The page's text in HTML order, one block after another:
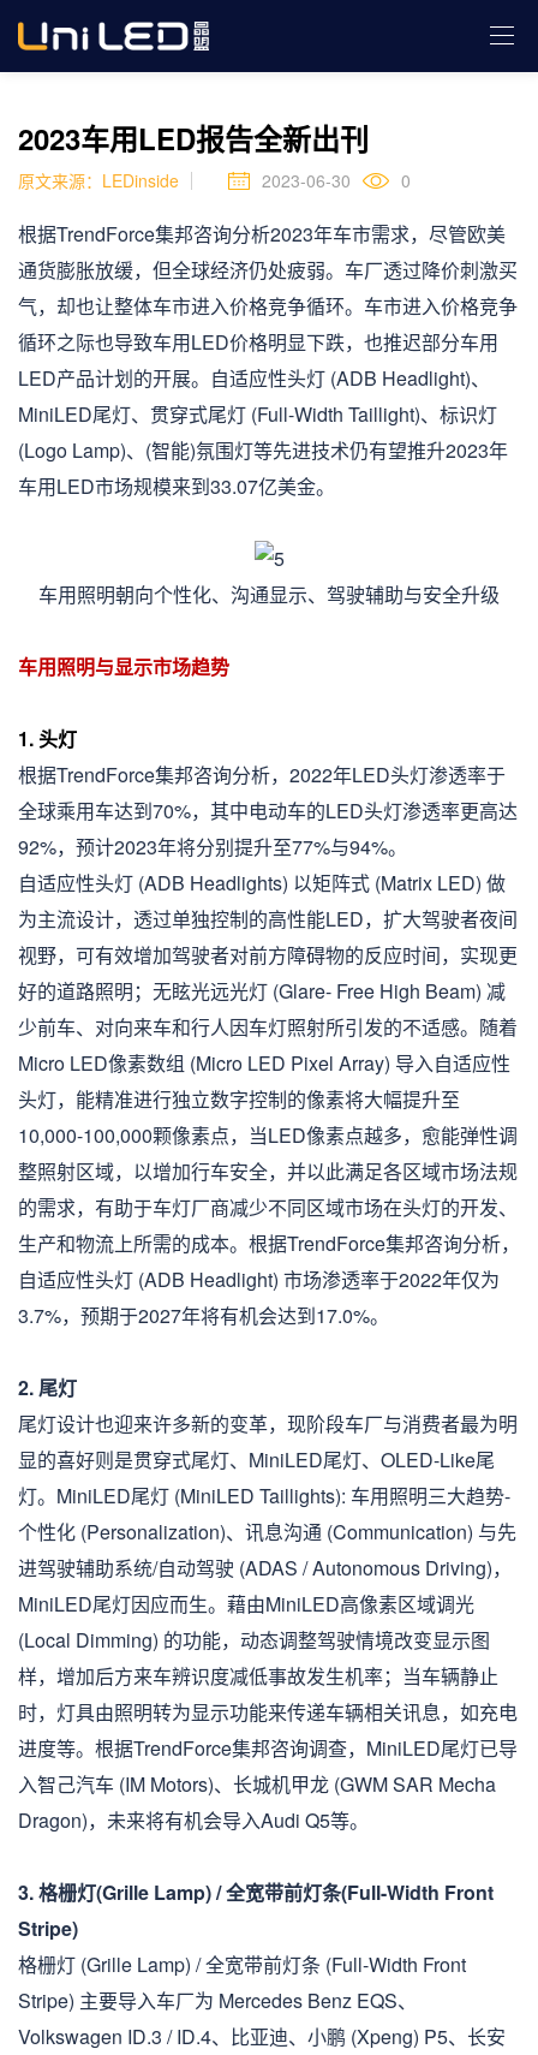
Industry News
2023车用LED报告全新出刊
原文来源：LEDinside 2023-06-30 0
根据TrendForce集邦咨询分析2023年车市需求，尽管欧美
通货膨胀放缓，但全球经济仍处疲弱。车厂透过降价刺激买
气，却也让整体车市进入价格竞争循环。车市进入价格竞争
循环之际也导致车用LED价格明显下跌，也推迟部分车用
LED产品计划的开展。自适应性头灯 (ADB Headlight)、
MiniLED尾灯、贯穿式尾灯 (Full-Width Taillight)、标识灯
(Logo Lamp)、(智能)氛围灯等先进技术仍有望推升2023年
车用LED市场规模来到33.07亿美金。
车用照明朝向个性化、沟通显示、驾驶辅助与安全升级
车用照明与显示市场趋势
1. 头灯
根据TrendForce集邦咨询分析，2022年LED头灯渗透率于
全球乘用车达到70%，其中电动车的LED头灯渗透率更高达
92%，预计2023年将分别提升至77%与94%。
自适应性头灯 (ADB Headlights) 以矩阵式 (Matrix LED) 做
为主流设计，透过单独控制的高性能LED，扩大驾驶者夜间
视野，可有效增加驾驶者对前方障碍物的反应时间，实现更
好的道路照明；无眩光远光灯 (Glare- Free High Beam) 减
少前车、对向来车和行人因车灯照射所引发的不适感。随着
Micro LED像素数组 (Micro LED Pixel Array) 导入自适应性
头灯，能精准进行独立数字控制的像素将大幅提升至
10,000-100,000颗像素点，当LED像素点越多，愈能弹性调
整照射区域，以增加行车安全，并以此满足各区域市场法规
的需求，有助于车灯厂商减少不同区域市场在头灯的开发、
生产和物流上所需的成本。根据TrendForce集邦咨询分析，
自适应性头灯 (ADB Headlight) 市场渗透率于2022年仅为
3.7%，预期于2027年将有机会达到17.0%。
2. 尾灯
尾灯设计也迎来许多新的变革，现阶段车厂与消费者最为明
显的喜好则是贯穿式尾灯、MiniLED尾灯、OLED-Like尾
灯。MiniLED尾灯 (MiniLED Taillights): 车用照明三大趋势-
个性化 (Personalization)、讯息沟通 (Communication) 与先
进驾驶辅助系统/自动驾驶 (ADAS / Autonomous Driving)，
MiniLED尾灯因应而生。藉由MiniLED高像素区域调光
(Local Dimming) 的功能，动态调整驾驶情境改变显示图
样，增加后方来车辨识度减低事故发生机率；当车辆静止
时，灯具由照明转为显示功能来传递车辆相关讯息，如充电
进度等。根据TrendForce集邦咨询调查，MiniLED尾灯已导
入智己汽车 (IM Motors)、长城机甲龙 (GWM SAR Mecha
Dragon)，未来将有机会导入Audi Q5等。
3. 格栅灯(Grille Lamp) / 全宽带前灯条(Full-Width Front
Stripe)
格栅灯 (Grille Lamp) / 全宽带前灯条 (Full-Width Front
Stripe) 主要导入车厂为 Mercedes Benz EQS、
Volkswagen ID.3 / ID.4、比亚迪、小鹏 (Xpeng) P5、长安